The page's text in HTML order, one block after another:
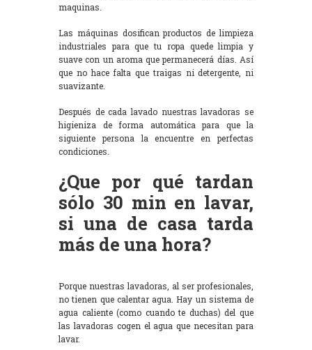
maquinas.
Las máquinas dosifican productos de limpieza
industriales para que tu ropa quede limpia y
suave con un aroma que permanecerá días. Así
que no hace falta que traigas ni detergente, ni
suavizante.
Después de cada lavado nuestras lavadoras se
higieniza de forma automática para que la
siguiente persona la encuentre en perfectas
condiciones.
¿Que por qué tardan
sólo 30 min en lavar,
si una de casa tarda
más de una hora?
Porque nuestras lavadoras, al ser profesionales,
no tienen que calentar agua. Hay un sistema de
agua caliente (como cuando te duchas) del que
las lavadoras cogen el agua que necesitan para
lavar.